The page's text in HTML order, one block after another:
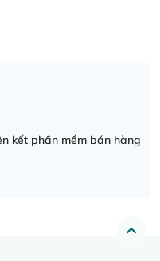
kết phần mềm bán hàng